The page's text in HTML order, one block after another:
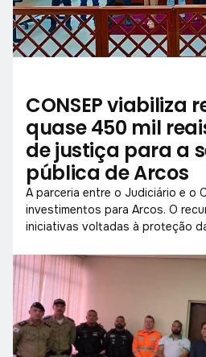
CONSEP viabiliza
quase 450 mil
de justiça para a
pública de Arcos
A parceria entre o Judiciário e o
investimentos para Arcos. O
iniciativas voltadas à proteção